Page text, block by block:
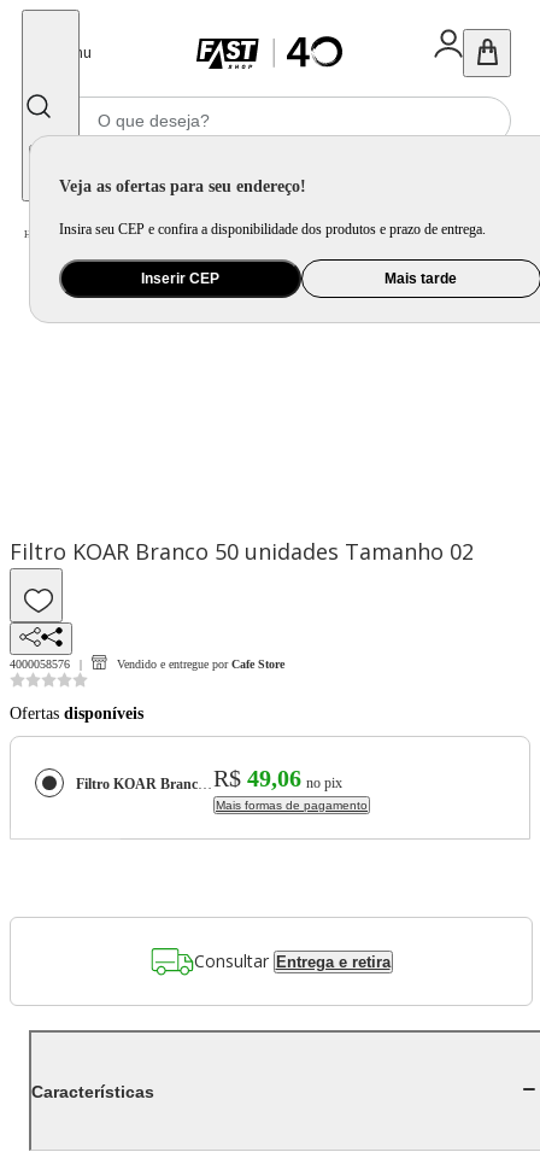
Menu
Veja as ofertas para seu endereço!
Insira seu CEP e confira a disponibilidade dos produtos e prazo de entrega.
Inserir CEP Mais tarde
Home Utilidade Doméstica Cozinha / Chá e Café
Filtro KOAR Branco 50 unidades Tamanho 02
4000058576 Vendido e entregue por Cafe Store
Ofertas disponíveis
Filtro KOAR Branco 50 unidades Tamanho 02R$ 49,06 no pix
Mais formas de pagamento
Consultar Entrega e retira
Características